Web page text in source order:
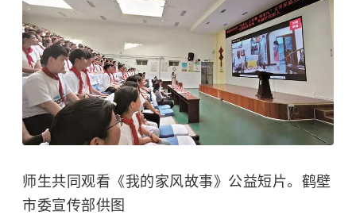
师生共同观看《我的家风故事》公益短片。鹤壁
市委宣传部供图